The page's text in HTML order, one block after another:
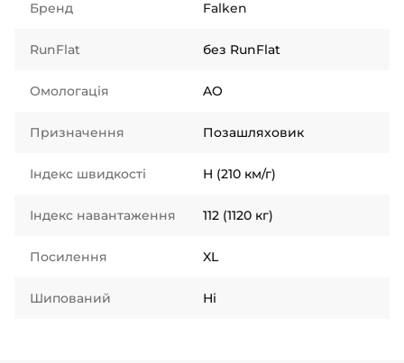
Бренд Falken
RunFlat без RunFlat
Омологація AO
Призначення Позашляховик
Індекс швидкості H (210 км/г)
Індекс навантаження 112 (1120 кг)
Посилення XL
Шипований Ні